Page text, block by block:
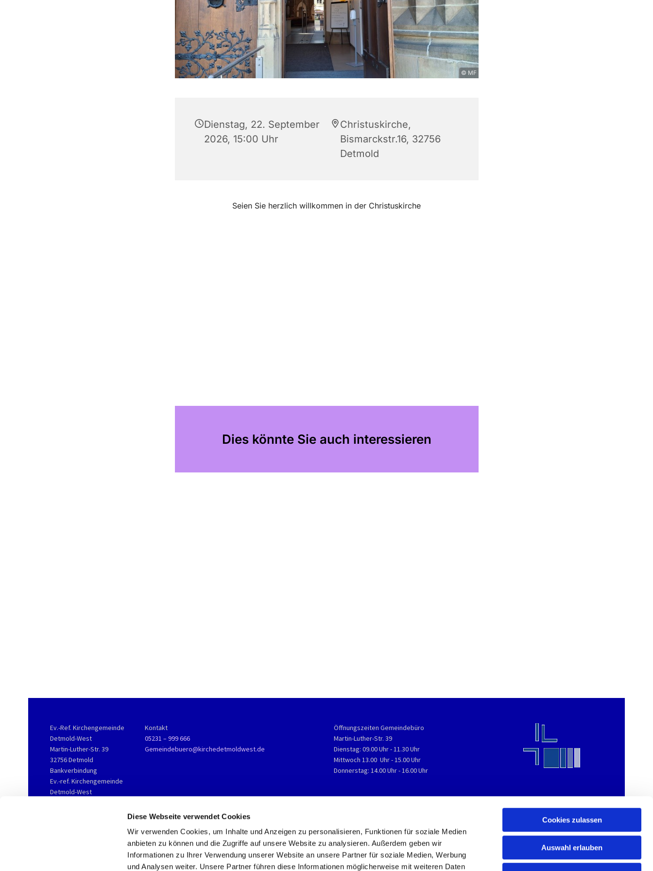
Diese Webseite verwendet Cookies
Wir verwenden Cookies, um Inhalte und Anzeigen zu personalisieren, Funktionen für soziale Medien
anbieten zu können und die Zugriffe auf unsere Website zu analysieren. Außerdem geben wir
Informationen zu Ihrer Verwendung unserer Website an unsere Partner für soziale Medien, Werbung
und Analysen weiter. Unsere Partner führen diese Informationen möglicherweise mit weiteren Daten
Cookies zulassen
Auswahl erlauben
© MF
Dienstag, 22. September
2026, 15:00 Uhr
Christuskirche,
Bismarckstr.16, 32756
Detmold
Seien Sie herzlich willkommen in der Christuskirche
Dies könnte Sie auch interessieren
Ev.-Ref. Kirchengemeinde
Detmold-West
Martin-Luther-Str. 39
32756 Detmold
Bankverbindung
Ev.-ref. Kirchengemeinde
Detmold-West
Kontakt
05231 – 999 666
Gemeindebuero@kirchedetmoldwest.de
Öffnungszeiten Gemeindebüro
Martin-Luther-Str. 39
Dienstag: 09.00 Uhr - 11.30 Uhr
Mittwoch 13.00 Uhr - 15.00 Uhr
Donnerstag: 14.00 Uhr - 16.00 Uhr